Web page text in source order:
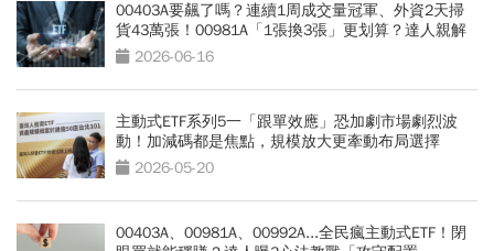
00403A要飆了嗎？連續1周成交量冠軍、外資2天掃
貨43萬張！00981A「1張換3張」更划算？達人親解
2026-06-16
主動式ETF系列5一「跟單效應」恐加劇市場劇烈波
動！加減碼都是焦點，規模放大更牽動布局選擇
2026-05-20
00403A、00981A、00992A...全民瘋主動式ETF！閉